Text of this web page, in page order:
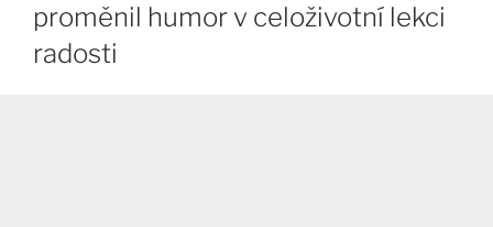
proměnil humor v celoživotní lekci
radosti